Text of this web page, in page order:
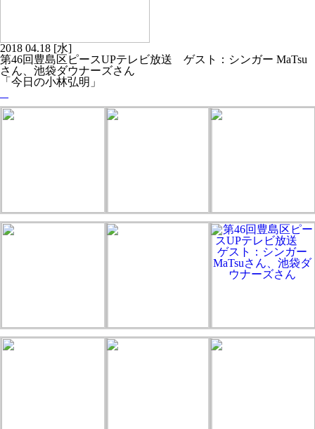
2018 04.18 [水]
第46回豊島区ピースUPテレビ放送 ゲスト：シンガー MaTsu
さん、池袋ダウナーズさん
「今日の小林弘明」